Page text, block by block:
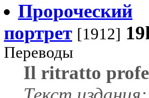
Пророческий
портрет [1912]
Переводы
Il ritratto